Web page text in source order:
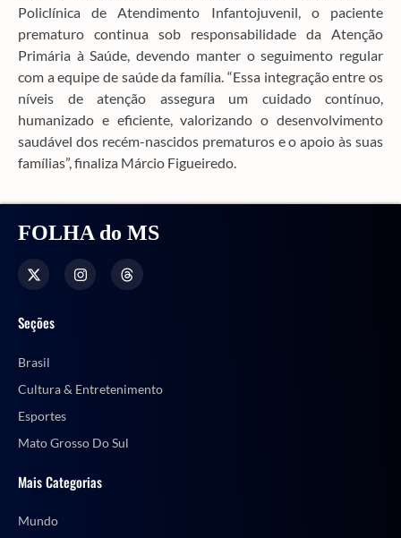
Policlínica de Atendimento Infantojuvenil, o paciente
prematuro continua sob responsabilidade da Atenção
Primária à Saúde, devendo manter o seguimento regular
com a equipe de saúde da família. “Essa integração entre os
níveis de atenção assegura um cuidado contínuo,
humanizado e eficiente, valorizando o desenvolvimento
saudável dos recém-nascidos prematuros e o apoio às suas
famílias”, finaliza Márcio Figueiredo.
FOLHA do MS
Seções
Brasil
Cultura & Entretenimento
Esportes
Mato Grosso Do Sul
Mais Categorias
Mundo